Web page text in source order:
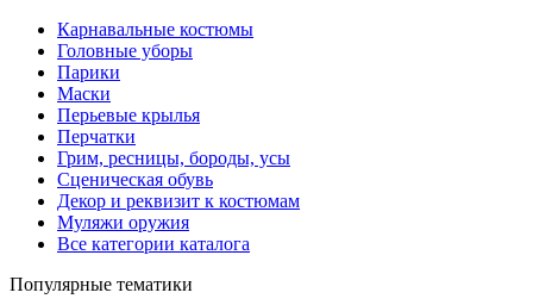
Карнавальные костюмы
Головные уборы
Парики
Маски
Перьевые крылья
Перчатки
Грим, ресницы, бороды, усы
Сценическая обувь
Декор и реквизит к костюмам
Муляжи оружия
Все категории каталога
Популярные тематики